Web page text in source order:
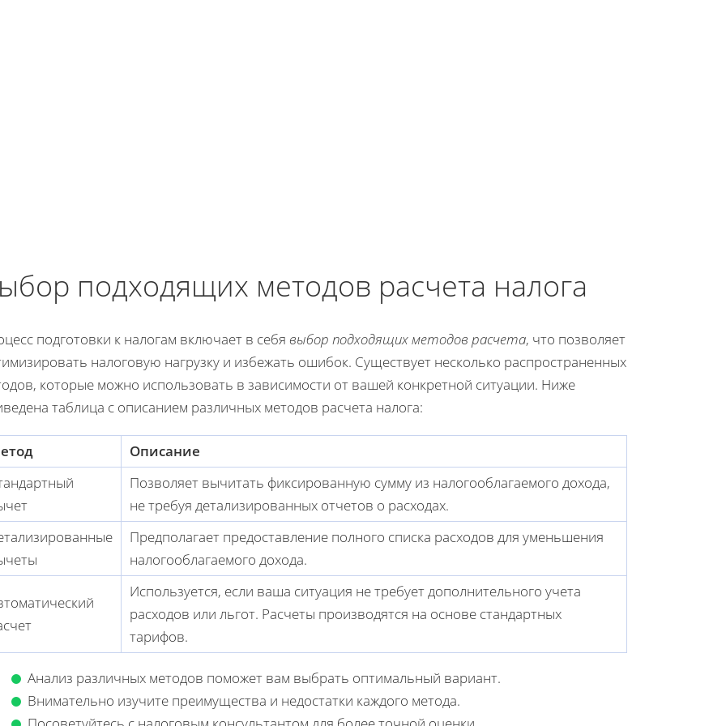
подходящих методов расчета налога
подготовки к налогам включает в себя выбор подходящих методов расчета, что позволяет
налоговую нагрузку и избежать ошибок. Существует несколько распространенных
которые можно использовать в зависимости от вашей конкретной ситуации. Ниже
таблица с описанием различных методов расчета налога:
Описание
Позволяет вычитать фиксированную сумму из налогооблагаемого дохода,
не требуя детализированных отчетов о расходах.
Предполагает предоставление полного списка расходов для уменьшения
налогооблагаемого дохода.
Используется, если ваша ситуация не требует дополнительного учета
расходов или льгот. Расчеты производятся на основе стандартных
тарифов.
Анализ различных методов поможет вам выбрать оптимальный вариант.
Внимательно изучите преимущества и недостатки каждого метода.